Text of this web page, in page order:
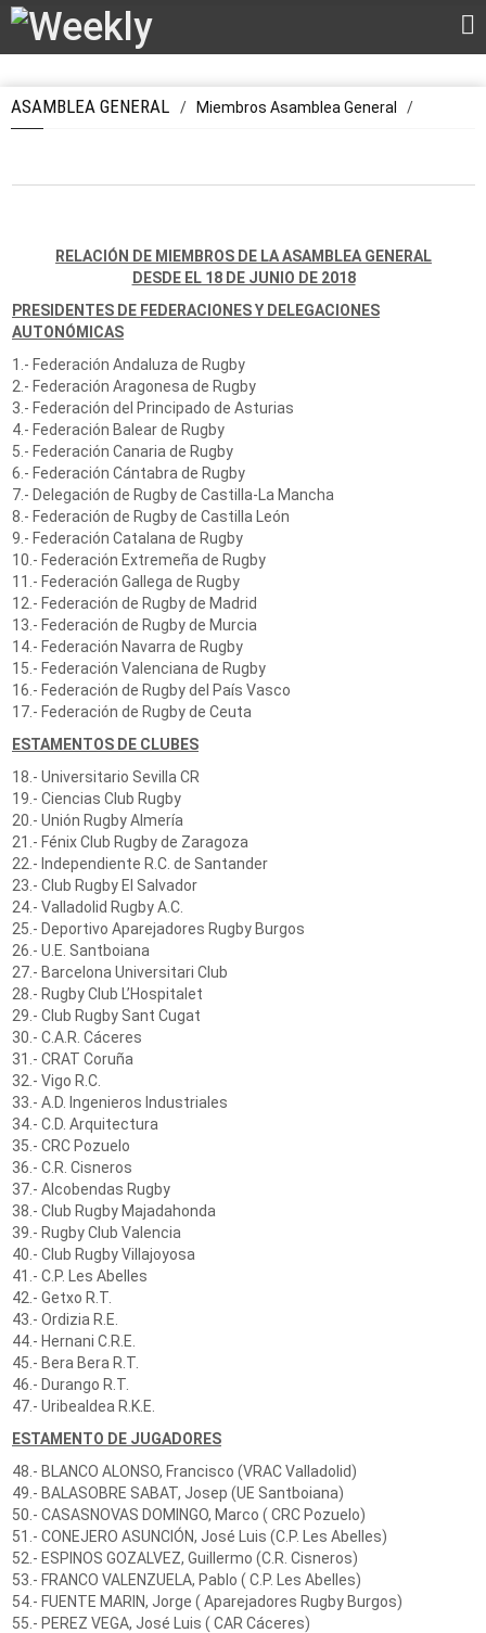
ASAMBLEA GENERAL / Miembros Asamblea General /
RELACIÓN DE MIEMBROS DE LA ASAMBLEA GENERAL
DESDE EL 18 DE JUNIO DE 2018
PRESIDENTES DE FEDERACIONES Y DELEGACIONES
AUTONÓMICAS
1.- Federación Andaluza de Rugby
2.- Federación Aragonesa de Rugby
3.- Federación del Principado de Asturias
4.- Federación Balear de Rugby
5.- Federación Canaria de Rugby
6.- Federación Cántabra de Rugby
7.- Delegación de Rugby de Castilla-La Mancha
8.- Federación de Rugby de Castilla León
9.- Federación Catalana de Rugby
10.- Federación Extremeña de Rugby
11.- Federación Gallega de Rugby
12.- Federación de Rugby de Madrid
13.- Federación de Rugby de Murcia
14.- Federación Navarra de Rugby
15.- Federación Valenciana de Rugby
16.- Federación de Rugby del País Vasco
17.- Federación de Rugby de Ceuta
ESTAMENTOS DE CLUBES
18.- Universitario Sevilla CR
19.- Ciencias Club Rugby
20.- Unión Rugby Almería
21.- Fénix Club Rugby de Zaragoza
22.- Independiente R.C. de Santander
23.- Club Rugby El Salvador
24.- Valladolid Rugby A.C.
25.- Deportivo Aparejadores Rugby Burgos
26.- U.E. Santboiana
27.- Barcelona Universitari Club
28.- Rugby Club L’Hospitalet
29.- Club Rugby Sant Cugat
30.- C.A.R. Cáceres
31.- CRAT Coruña
32.- Vigo R.C.
33.- A.D. Ingenieros Industriales
34.- C.D. Arquitectura
35.- CRC Pozuelo
36.- C.R. Cisneros
37.- Alcobendas Rugby
38.- Club Rugby Majadahonda
39.- Rugby Club Valencia
40.- Club Rugby Villajoyosa
41.- C.P. Les Abelles
42.- Getxo R.T.
43.- Ordizia R.E.
44.- Hernani C.R.E.
45.- Bera Bera R.T.
46.- Durango R.T.
47.- Uribealdea R.K.E.
ESTAMENTO DE JUGADORES
48.- BLANCO ALONSO, Francisco (VRAC Valladolid)
49.- BALASOBRE SABAT, Josep (UE Santboiana)
50.- CASASNOVAS DOMINGO, Marco ( CRC Pozuelo)
51.- CONEJERO ASUNCIÓN, José Luis (C.P. Les Abelles)
52.- ESPINOS GOZALVEZ, Guillermo (C.R. Cisneros)
53.- FRANCO VALENZUELA, Pablo ( C.P. Les Abelles)
54.- FUENTE MARIN, Jorge ( Aparejadores Rugby Burgos)
55.- PEREZ VEGA, José Luis ( CAR Cáceres)